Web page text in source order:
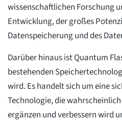
wissenschaftlichen Forschung
Entwicklung, der großes
Datenspeicherung und des
Darüber hinaus ist Quantum
bestehenden
wird. Es handelt sich um eine
Technologie, die
ergänzen und verbessern wird